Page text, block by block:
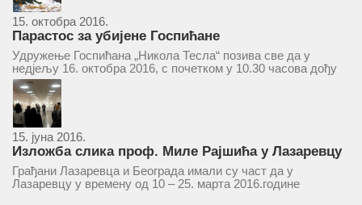
15. октобра 2016.
Парастос за убијене Госпићане
Удружење Госпићана „Никола Тесла“ позива све да у
недјељу 16. октобра 2016, с почетком у 10.30 часова дођу
у цркву Светог оца Николаја у Борчи (Улица Вука Караџића
1), гдје ће бити служен парастос за...
15. јуна 2016.
Изложба слика проф. Миле Рајшића у Лазаревцу
Грађани Лазаревца и Београда имали су част да у
Лазаревцу у времену од 10 – 25. марта 2016.године